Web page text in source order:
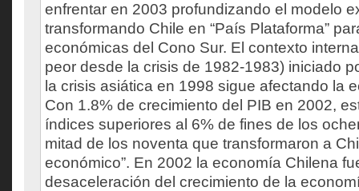
enfrentar en 2003 profundizando el modelo
transformando Chile en “País Plataforma”
económicas del Cono Sur. El contexto
peor desde la crisis de 1982-1983) iniciado
la crisis asiática en 1998 sigue afectando la
Con 1.8% de crecimiento del PIB en 2002,
índices superiores al 6% de fines de los
mitad de los noventa que transformaron a
económico”. En 2002 la economía Chilena
desaceleración del crecimiento de la